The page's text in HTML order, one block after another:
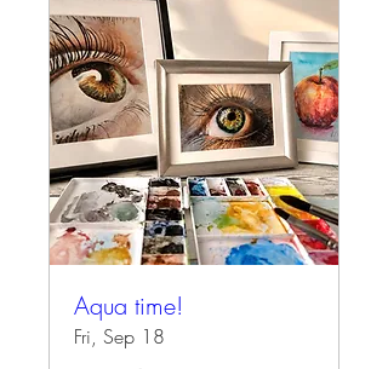
Aqua time!
Fri, Sep 18